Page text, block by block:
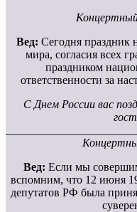
Вед: Сегодня праздник
мира, согласия всех
праздником
ответственности за
С Днем России вас
Вед: Если мы
вспомним, что 12 июня
депутатов РФ была